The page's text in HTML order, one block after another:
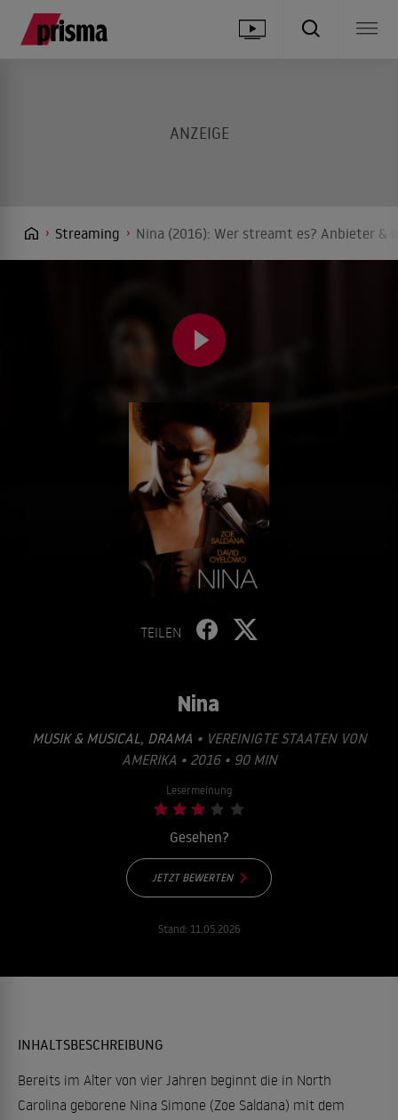
Streaming Nina (2016): Wer streamt es? Anbieter &
TEILEN
Nina
MUSIK & MUSICAL, DRAMA • VEREINIGTE STAATEN VON
AMERIKA • 2016 • 90 MIN
Lesermeinung
Gesehen?
JETZT BEWERTEN
Stand: 11.05.2026
INHALTSBESCHREIBUNG
Bereits im Alter von vier Jahren beginnt die in North
Carolina geborene Nina Simone (Zoe Saldana) mit dem